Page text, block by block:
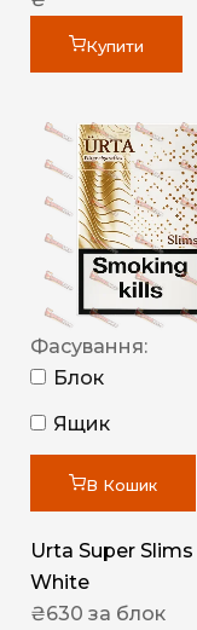
Купити
Фасування:
Блок
Ящик
В Кошик
Urta Super Slims
White
₴630 за блок